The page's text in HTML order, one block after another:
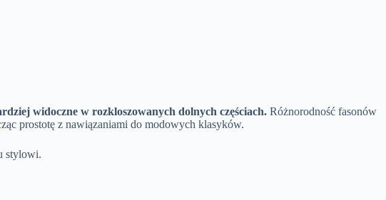
widoczne w rozkloszowanych dolnych częściach. Różnorodność fasonów
prostotę z nawiązaniami do modowych klasyków.
stylowi.